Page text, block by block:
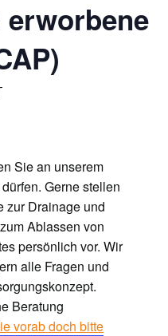
Sie an unserem
Gerne stellen
zur Drainage und
Ablassen von
persönlich vor. Wir
alle Fragen und
Beratung
vorab doch bitte